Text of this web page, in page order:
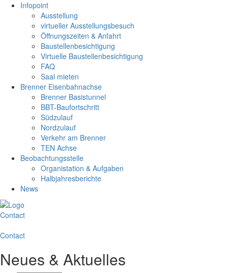
Infopoint
Ausstellung
virtueller Ausstellungsbesuch
Öffnungszeiten & Anfahrt
Baustellenbesichtigung
Virtuelle Baustellenbesichtigung
FAQ
Saal mieten
Brenner Eisenbahnachse
Brenner Basistunnel
BBT-Baufortschritt
Südzulauf
Nordzulauf
Verkehr am Brenner
TEN Achse
Beobachtungsstelle
Organistation & Aufgaben
Halbjahresberichte
News
Contact
Contact
Neues & Aktuelles